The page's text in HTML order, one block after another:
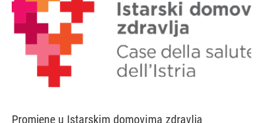
Promjene u Istarskim domovima zdravlja